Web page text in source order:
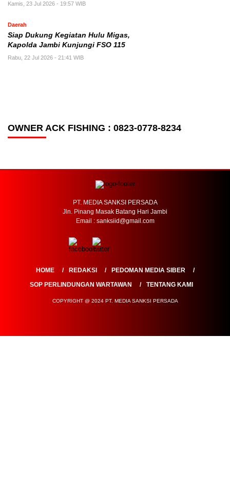
Kamis, 23 Jul 2026 - 19:57 WIB
Daerah
Siap Dukung Kegiatan Hulu Migas,
Kapolda Jambi Kunjungi FSO 115
Rabu, 22 Jul 2026 - 21:41 WIB
OWNER ACK FISHING : 0823-0778-8234
PT. MEDIA SANKSI PERSADA
Jln. Pinang Masak Batang Hari Jambi
Email : sanksiid@gmail.com
HOME REDAKSI
PEDOMAN MEDIA SIBER
SOP PERLINDUNGAN WARTAWAN
TENTANG KAMI